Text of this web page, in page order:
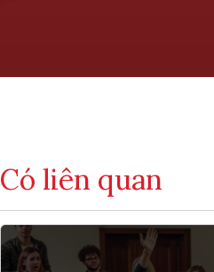
Có liên quan